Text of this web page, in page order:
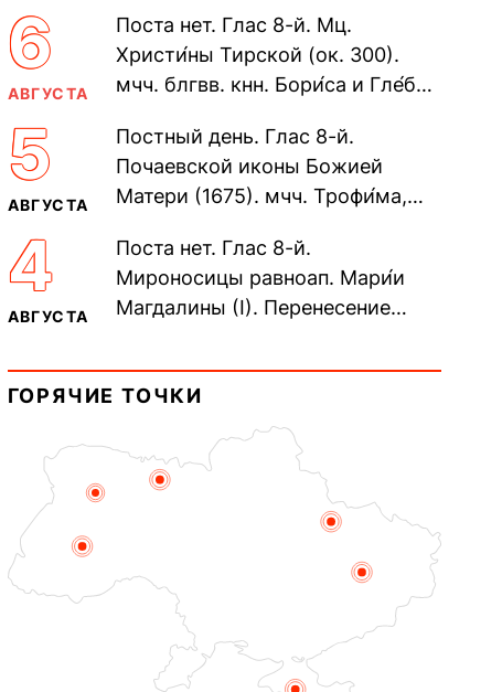
6
АВГУСТА
Поста нет. Глас 8-й. Мц.
Христи́ны Тирской (ок. 300).
мчч. блгвв. кнн. Бори́са и Гле́ба,
Дави́да (1015). Прп....
5
АВГУСТА
Постный день. Глас 8-й.
Почаевской иконы Божией
Матери (1675). мчч. Трофи́ма,
мучеников (284–305). прав.
воина Фео́дора...
4
АВГУСТА
Поста нет. Глас 8-й.
Мироносицы равноап. Мари́и
Магдалины (I). Перенесение
Синопского (403–404). Прп.
Корни́лия...
ГОРЯЧИЕ ТОЧКИ